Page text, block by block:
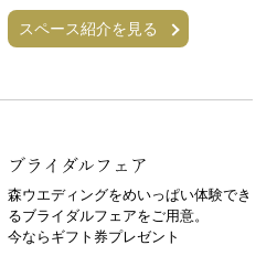
スペース紹介を見る
ブライダルフェア
森ウエディングをめいっぱい体験でき
るブライダルフェアをご用意。
今ならギフト券プレゼント